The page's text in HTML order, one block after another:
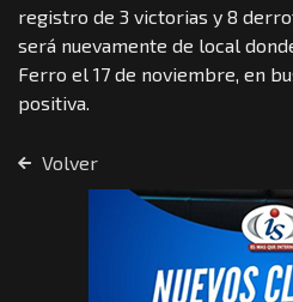
registro de 3 victorias y 8
será nuevamente de local
Ferro el 17 de noviembre, en
positiva.
Volver